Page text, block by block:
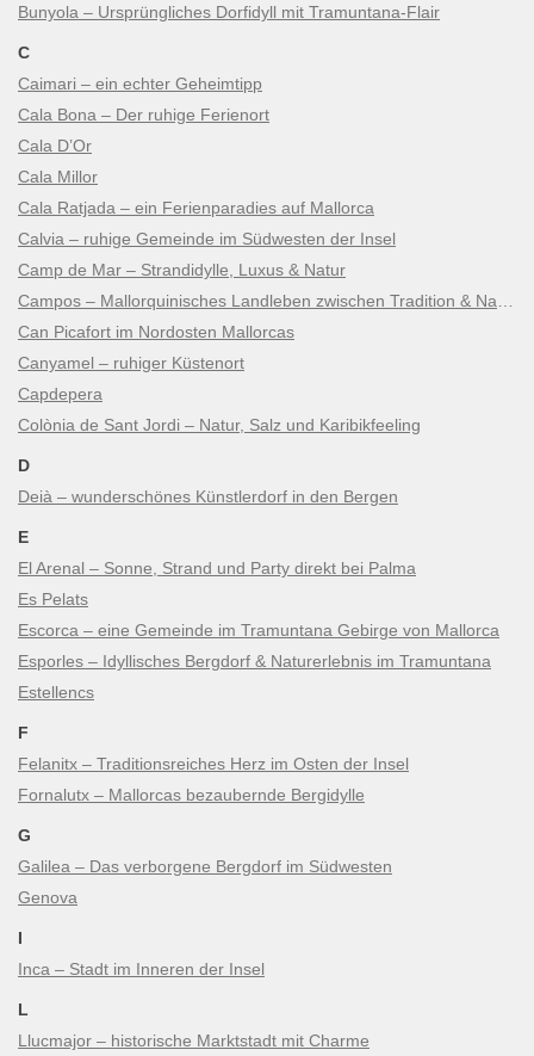
Bunyola – Ursprüngliches Dorfidyll mit Tramuntana-Flair
C
Caimari – ein echter Geheimtipp
Cala Bona – Der ruhige Ferienort
Cala D’Or
Cala Millor
Cala Ratjada – ein Ferienparadies auf Mallorca
Calvia – ruhige Gemeinde im Südwesten der Insel
Camp de Mar – Strandidylle, Luxus & Natur
Campos – Mallorquinisches Landleben zwischen Tradition & Natur
Can Picafort im Nordosten Mallorcas
Canyamel – ruhiger Küstenort
Capdepera
Colònia de Sant Jordi – Natur, Salz und Karibikfeeling
D
Deià – wunderschönes Künstlerdorf in den Bergen
E
El Arenal – Sonne, Strand und Party direkt bei Palma
Es Pelats
Escorca – eine Gemeinde im Tramuntana Gebirge von Mallorca
Esporles – Idyllisches Bergdorf & Naturerlebnis im Tramuntana
Estellencs
F
Felanitx – Traditionsreiches Herz im Osten der Insel
Fornalutx – Mallorcas bezaubernde Bergidylle
G
Galilea – Das verborgene Bergdorf im Südwesten
Genova
I
Inca – Stadt im Inneren der Insel
L
Llucmajor – historische Marktstadt mit Charme